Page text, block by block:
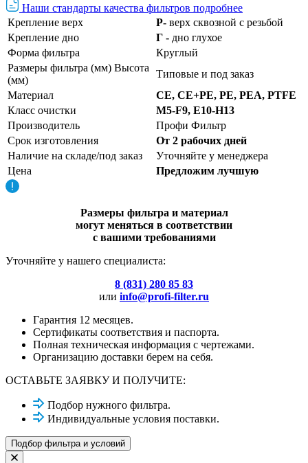
Наши стандарты качества фильтров подробнее
Крепление верх
Р- верх сквозной с резьбой
Крепление дно
Г - дно глухое
Форма фильтра
Круглый
Размеры фильтра (мм) Высота
(мм)
Типовые и под заказ
Материал
CE, CE+PE, PE, PEA, PTFE
Класс очистки
М5-F9, Е10-Н13
Производитель
Профи Фильтр
Срок изготовления
От 2 рабочих дней
Наличие на складе/под заказ
Уточняйте у менеджера
Цена
Предложим лучшую
Размеры фильтра и материал
могут меняться в соответствии
с вашими требованиями
Уточняйте у нашего специалиста:
8 (831) 280 85 83
или info@profi-filter.ru
Гарантия 12 месяцев.
Сертификаты соответствия и паспорта.
Полная техническая информация с чертежами.
Организацию доставки берем на себя.
ОСТАВЬТЕ ЗАЯВКУ И ПОЛУЧИТЕ:
Подбор нужного фильтра.
Индивидуальные условия поставки.
Подбор фильтра и условий